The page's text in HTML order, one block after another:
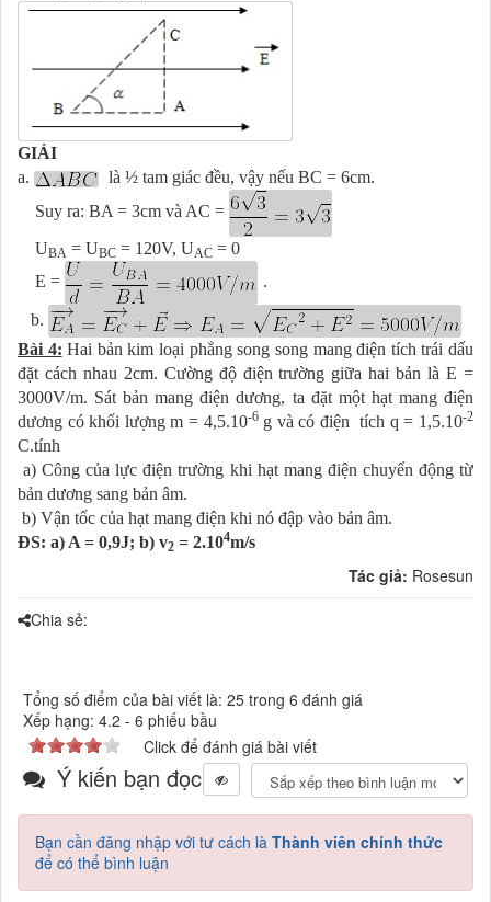
GIẢI
a.
là ½ tam giác đều, vậy nếu BC = 6cm.
Suy ra: BA = 3cm và AC =
UBA = UBC = 120V, UAC = 0
E =
.
b.
Bài 4: Hai bản kim loại phẳng song song mang điện tích trái dấu
đặt cách nhau 2cm. Cường độ điện trường giữa hai bản là E =
3000V/m. Sát bản mang điện dương, ta đặt một hạt mang điện
dương có khối lượng m = 4,5.10-6g và có điện tích q = 1,5.10-2
C.tính
a) Công của lực điện trường khi hạt mang điện chuyển động từ
bản dương sang bản âm.
b) Vận tốc của hạt mang điện khi nó đập vào bản âm.
ĐS: a) A = 0,9J; b) v2 = 2.104m/s
Tác giả: Rosesun
Chia sẻ:
Tổng số điểm của bài viết là: 25 trong 6 đánh giá
Xếp hạng: 4.2 - 6 phiếu bầu
Click để đánh giá bài viết
Ý kiến bạn đọc
Bạn cần đăng nhập với tư cách là Thành viên chính thức
để có thể bình luận